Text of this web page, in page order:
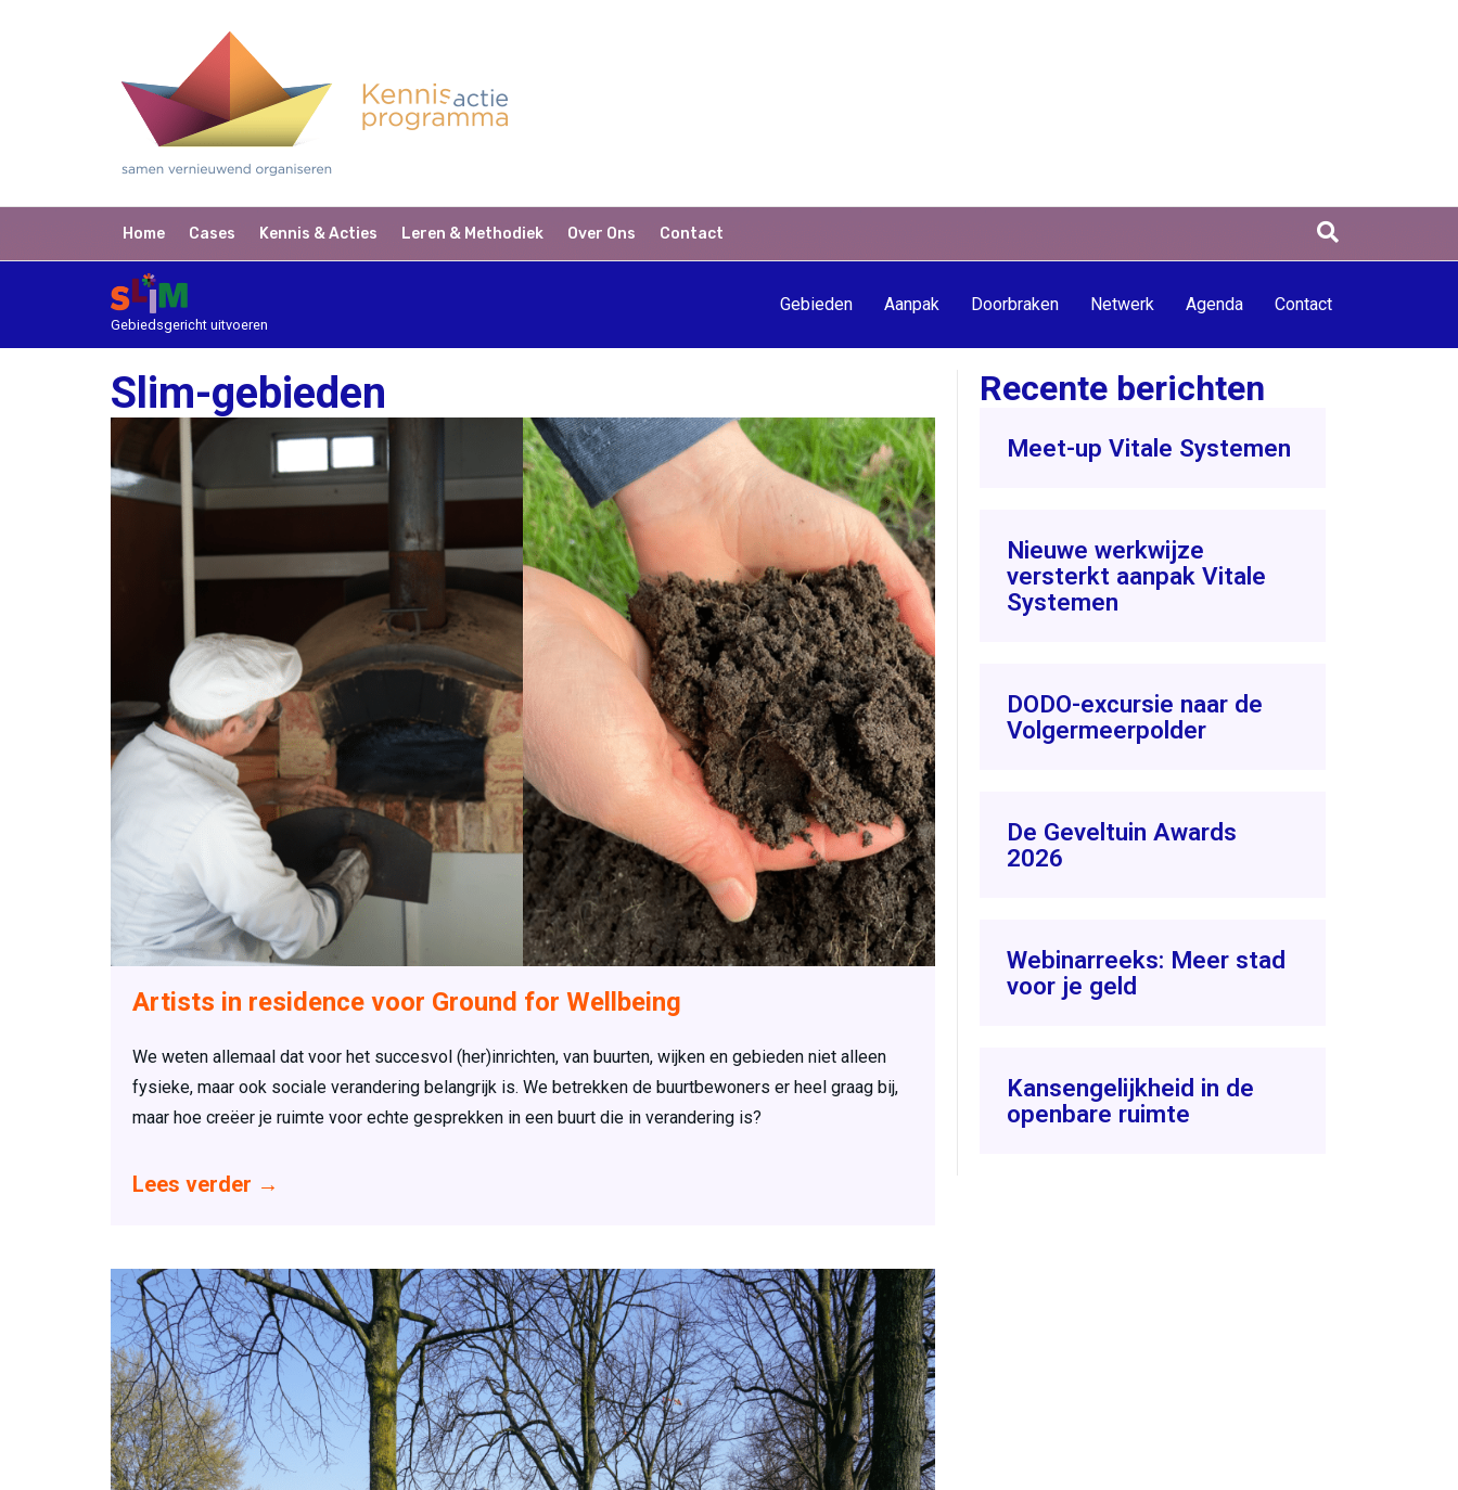
Home Cases Kennis & Acties Leren & Methodiek Over Ons Contact
Gebiedsgericht uitvoeren
Gebieden Aanpak Doorbraken Netwerk Agenda Contact
Slim-gebieden
Artists in residence voor Ground for Wellbeing
We weten allemaal dat voor het succesvol (her)inrichten, van buurten, wijken en gebieden niet alleen
fysieke, maar ook sociale verandering belangrijk is. We betrekken de buurtbewoners er heel graag bij,
maar hoe creëer je ruimte voor echte gesprekken in een buurt die in verandering is?
Lees verder →
Recente berichten
Meet-up Vitale Systemen
Nieuwe werkwijze
versterkt aanpak Vitale
Systemen
DODO-excursie naar de
Volgermeerpolder
De Geveltuin Awards
2026
Webinarreeks: Meer stad
voor je geld
Kansengelijkheid in de
openbare ruimte